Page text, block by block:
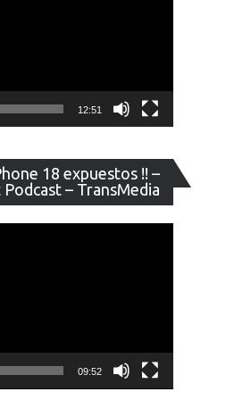
12:51
18 expuestos !! –
– TransMedia
de
vídeo
09:52